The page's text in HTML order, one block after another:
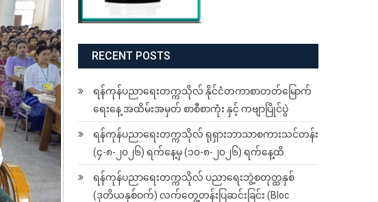
RECENT POSTS
ရန်ကုန်ပညာရေးတက္ကသိုလ် နိုင်ငံတကာစာတတ်မြောက်
ရေးနေ့ အထိမ်းအမှတ် စာစီစာကုံး နှင့် ကဗျာပြိုင်ပွဲ
ရန်ကုန်ပညာရေးတက္ကသိုလ် ရုရှားဘာသာစကားသင်တန်း
(၄-၈-၂၀၂၆) ရက်နေ့မှ (၁၀-၈-၂၀၂၆) ရက်နေ့ထိ
ရန်ကုန်ပညာရေးတက္ကသိုလ် ပညာရေးဘွဲ့စတုတ္ထနှစ်
(ဒုတိယနှစ်ဝက်) လက်တွေ့တန်းပြဆင်းခြင်း (Bloc